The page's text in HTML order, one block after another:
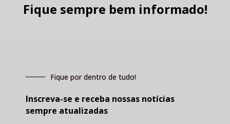
Fique sempre bem informado!
Fique por dentro de tudo!
Inscreva-se e receba nossas notícias
sempre atualizadas